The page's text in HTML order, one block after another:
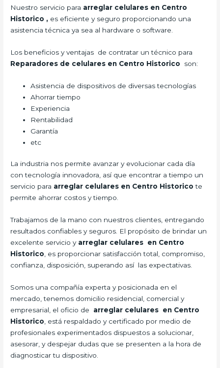
Nuestro servicio para arreglar celulares en Centro
Historico , es eficiente y seguro proporcionando una
asistencia técnica ya sea al hardware o software.
Los beneficios y ventajas de contratar un técnico para
Reparadores de celulares en Centro Historico son:
Asistencia de dispositivos de diversas tecnologías
Ahorrar tiempo
Experiencia
Rentabilidad
Garantía
etc
La industria nos permite avanzar y evolucionar cada día
con tecnología innovadora, así que encontrar a tiempo un
servicio para arreglar celulares en Centro Historico te
permite ahorrar costos y tiempo.
Trabajamos de la mano con nuestros clientes, entregando
resultados confiables y seguros. El propósito de brindar un
excelente servicio y arreglar celulares en Centro
Historico , es proporcionar satisfacción total, compromiso,
confianza, disposición, superando así las expectativas.
Somos una compañía experta y posicionada en el
mercado, tenemos domicilio residencial, comercial y
empresarial, el oficio de arreglar celulares en Centro
Historico , está respaldado y certificado por medio de
profesionales experimentados dispuestos a solucionar,
asesorar, y despejar dudas que se presenten a la hora de
diagnosticar tu dispositivo.